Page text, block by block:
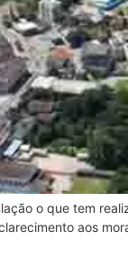
o que tem
aos